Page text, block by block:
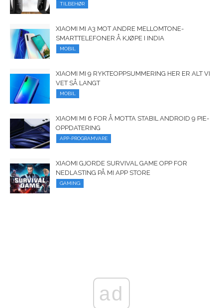
TILBEHØR
XIAOMI MI A3 MOT ANDRE MELLOMTONE-
SMARTTELEFONER Å KJØPE I INDIA
MOBIL
XIAOMI MI 9 RYKTEOPPSUMMERING HER ER ALT VI
VET SÅ LANGT
MOBIL
XIAOMI MI 6 FOR Å MOTTA STABIL ANDROID 9 PIE-
OPPDATERING
APP-PROGRAMVARE
XIAOMI GJORDE SURVIVAL GAME OPP FOR
NEDLASTING PÅ MI APP STORE
GAMING
ad